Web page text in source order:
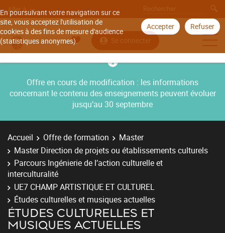
En poursuivant votre navigation sur ce
site, vous acceptez l'utilisation de
cookies à des fins de mesure d'audience
(statistiques anonymes).
Accepter Refuser
Aller à
Se connecter
Offre en cours de modification : les informations
concernant le contenu des enseignements peuvent évoluer
jusqu’au 30 septembre
Accueil Offre de formation
Master
Master Direction de projets ou établissements culturels
Parcours Ingénierie de l’action culturelle et
interculturalité
UE7 CHAMP ARTISTIQUE ET CULTUREL
Études culturelles et musiques actuelles
ÉTUDES CULTURELLES ET
MUSIQUES ACTUELLES